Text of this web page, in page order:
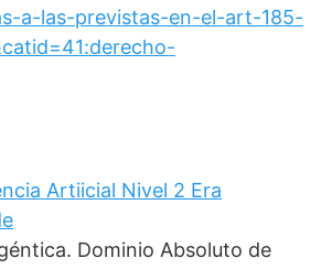
a-las-previstas-en-el-art-185-
Artiicial Nivel 2 Era
Dominio Absoluto de